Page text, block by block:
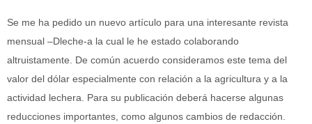
Se me ha pedido un nuevo artículo para una interesante revista
mensual –Dleche-a la cual le he estado colaborando
altruistamente. De común acuerdo consideramos este tema del
valor del dólar especialmente con relación a la agricultura y a la
actividad lechera. Para su publicación deberá hacerse algunas
reducciones importantes, como algunos cambios de redacción.